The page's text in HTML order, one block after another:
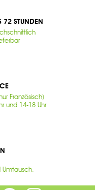
72 STUNDEN
Französisch)
und 14-18 Uhr